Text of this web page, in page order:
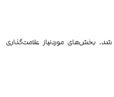
شد. بخش‌های موردنیاز علامت‌گذاری